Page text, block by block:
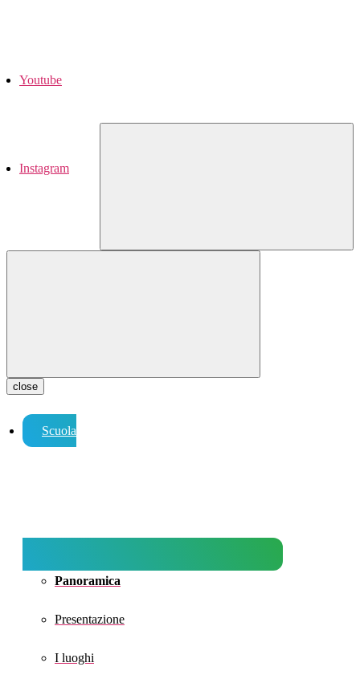
Youtube
Instagram
close
Scuola
Panoramica
Presentazione
I luoghi